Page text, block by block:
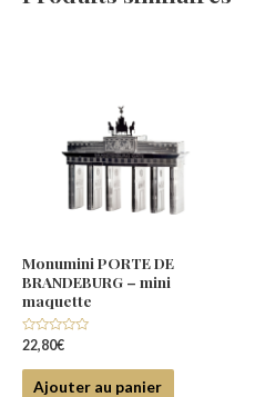
Monumini PORTE DE
BRANDEBURG – mini
maquette
Note
0
sur
22,80€
Ajouter au panier